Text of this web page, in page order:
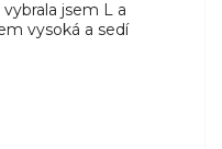
jsem L a
vysoká a sedí